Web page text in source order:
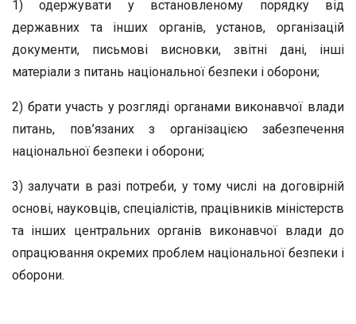
1) одержувати у встановленому порядку від
державних та інших органів, установ, організацій
документи, письмові висновки, звітні дані, інші
матеріали з питань національної безпеки і оборони;
2) брати участь у розгляді органами виконавчої влади
питань, пов’язаних з організацією забезпечення
національної безпеки і оборони;
3) залучати в разі потреби, у тому числі на договірній
основі, науковців, спеціалістів, працівників міністерств
та інших центральних органів виконавчої влади до
опрацювання окремих проблем національної безпеки і
оборони.